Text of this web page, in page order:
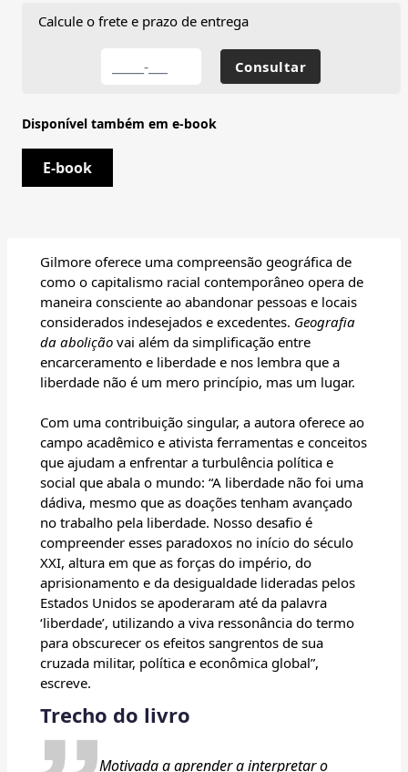
Calcule o frete e prazo de entrega
Disponível também em e-book
E-book
Gilmore oferece uma compreensão geográfica de
como o capitalismo racial contemporâneo opera de
maneira consciente ao abandonar pessoas e locais
considerados indesejados e excedentes. Geografia
da abolição vai além da simplificação entre
encarceramento e liberdade e nos lembra que a
liberdade não é um mero princípio, mas um lugar.
Com uma contribuição singular, a autora oferece ao
campo acadêmico e ativista ferramentas e conceitos
que ajudam a enfrentar a turbulência política e
social que abala o mundo: “A liberdade não foi uma
dádiva, mesmo que as doações tenham avançado
no trabalho pela liberdade. Nosso desafio é
compreender esses paradoxos no início do século
XXI, altura em que as forças do império, do
aprisionamento e da desigualdade lideradas pelos
Estados Unidos se apoderaram até da palavra
‘liberdade’, utilizando a viva ressonância do termo
para obscurecer os efeitos sangrentos de sua
cruzada militar, política e econômica global”,
escreve.
Trecho do livro
Motivada a aprender a interpretar o